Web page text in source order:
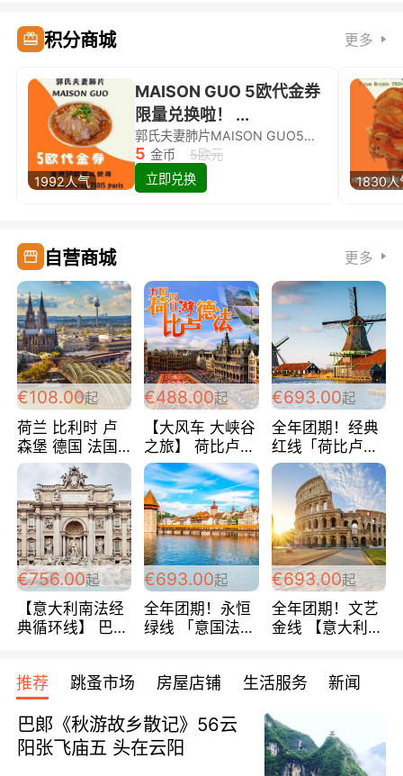
积分商城 更多
1992人气
MAISON GUO 5欧代金券
限量兑换啦！ ...
郭氏夫妻肺片MAISON GUO5欧代金券限量兑换啦！
5 金币
5欧元
立即兑换
1830人
自营商城 更多
€108.00起
荷兰 比利时 卢
森堡 德国 法国
超爽玩遍西欧 循
环线 全程四星宾
馆 108欧/人/天
€488.00起
【大风车 大峡谷
之旅】 荷比卢德
法 巴黎上下 经
典五国四日游
488欧/人
€693.00起
全年团期！经典
红线「荷比卢德
法」七天循环 五
国 仅售99欧/人/
天！巴黎上下！
包拼房~
€756.00起
【意大利南法经
典循环线】 巴黎
宾馆 108欧/天起
全程756欧/位
€693.00起
全年团期！永恒
绿线 「意国法
欧/天起 ~包拼房
€693.00起
全年团期！文艺
金线 【意大利一
每周铁发！
推荐 跳蚤市场 房屋店铺 生活服务 新闻
巴郞《秋游故乡散记》56云
阳张飞庙五 头在云阳